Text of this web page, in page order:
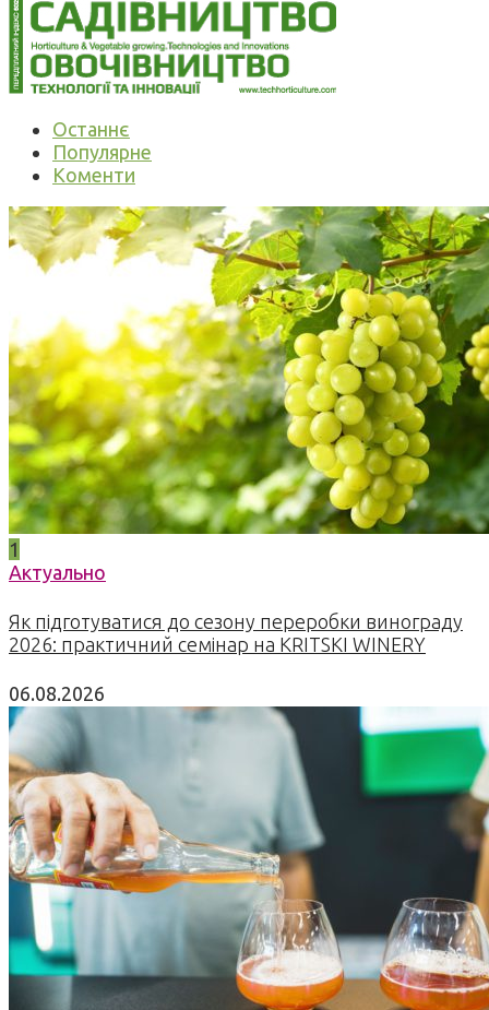
Останнє
Популярне
Коменти
1
Актуально
Як підготуватися до сезону переробки винограду
2026: практичний семінар на KRITSKI WINERY
06.08.2026